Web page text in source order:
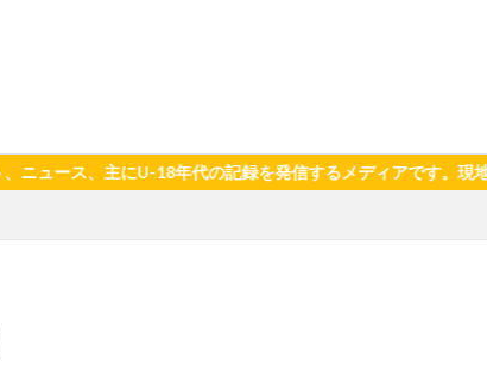
、主にU-18年代の記録を発信するメディアです。現地取材や